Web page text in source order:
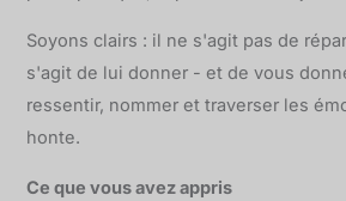
Soyons clairs : il ne s'agit pas de
s'agit de lui donner - et de vous
ressentir, nommer et traverser les
honte.
Ce que vous avez appris